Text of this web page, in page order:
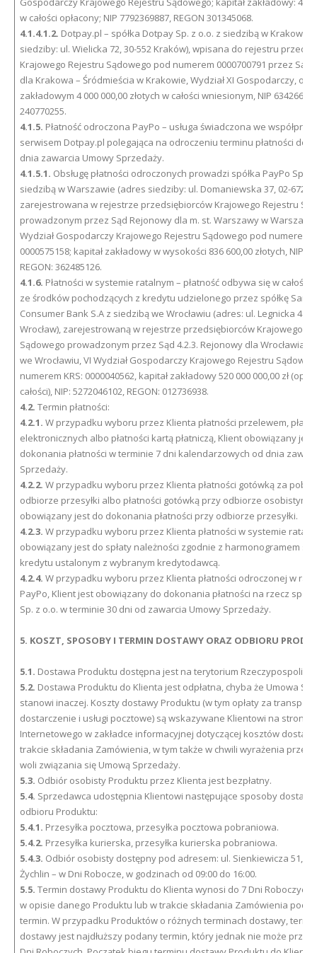
w całości opłacony; NIP 7792369887, REGON 301345068.
4.1.4.1.2. Dotpay.pl – spółka Dotpay Sp. z o.o. z siedzibą w Krakowie
siedziby: ul. Wielicka 72, 30-552 Kraków), wpisana do rejestru
Krajowego Rejestru Sądowego pod numerem 0000700791 przez Sąd
dla Krakowa – Śródmieścia w Krakowie, Wydział XI Gospodarczy, o
zakładowym 4 000 000,00 złotych w całości wniesionym, NIP
240770255.
4.1.5. Płatność odroczona PayPo – usługa świadczona we
serwisem Dotpay.pl polegająca na odroczeniu terminu płatności do
dnia zawarcia Umowy Sprzedaży.
4.1.5.1. Obsługę płatności odroczonych prowadzi spółka PayPo Sp. z
siedzibą w Warszawie (adres siedziby: ul. Domaniewska 37, 02-672
zarejestrowana w rejestrze przedsiębiorców Krajowego Rejestru
prowadzonym przez Sąd Rejonowy dla m. st. Warszawy w
Wydział Gospodarczy Krajowego Rejestru Sądowego pod numerem
0000575158; kapitał zakładowy w wysokości 836 600,00 złotych, NIP:
REGON: 362485126.
4.1.6. Płatności w systemie ratalnym – płatność odbywa się w całości
ze środków pochodzących z kredytu udzielonego przez spółkę
Consumer Bank S.A z siedzibą we Wrocławiu (adres: ul. Legnicka 48B,
Wrocław), zarejestrowaną w rejestrze przedsiębiorców Krajowego
Sądowego prowadzonym przez Sąd 4.2.3. Rejonowy dla Wrocławia –
we Wrocławiu, VI Wydział Gospodarczy Krajowego Rejestru
numerem KRS: 0000040562, kapitał zakładowy 520 000 000,00 zł
całości), NIP: 5272046102, REGON: 012736938.
4.2. Termin płatności:
4.2.1. W przypadku wyboru przez Klienta płatności przelewem,
elektronicznych albo płatności kartą płatniczą, Klient obowiązany jest
dokonania płatności w terminie 7 dni kalendarzowych od dnia
Sprzedaży.
4.2.2. W przypadku wyboru przez Klienta płatności gotówką za
odbiorze przesyłki albo płatności gotówką przy odbiorze osobistym,
obowiązany jest do dokonania płatności przy odbiorze przesyłki.
4.2.3. W przypadku wyboru przez Klienta płatności w systemie
obowiązany jest do spłaty należności zgodnie z harmonogramem
kredytu ustalonym z wybranym kredytodawcą.
4.2.4. W przypadku wyboru przez Klienta płatności odroczonej w
PayPo, Klient jest obowiązany do dokonania płatności na rzecz
Sp. z o.o. w terminie 30 dni od zawarcia Umowy Sprzedaży.
5. KOSZT, SPOSOBY I TERMIN DOSTAWY ORAZ ODBIORU
5.1. Dostawa Produktu dostępna jest na terytorium Rzeczypospolitej
5.2. Dostawa Produktu do Klienta jest odpłatna, chyba że Umowa
stanowi inaczej. Koszty dostawy Produktu (w tym opłaty za transport,
dostarczenie i usługi pocztowe) są wskazywane Klientowi na
Internetowego w zakładce informacyjnej dotyczącej kosztów
trakcie składania Zamówienia, w tym także w chwili wyrażenia przez
woli związania się Umową Sprzedaży.
5.3. Odbiór osobisty Produktu przez Klienta jest bezpłatny.
5.4. Sprzedawca udostępnia Klientowi następujące sposoby
odbioru Produktu:
5.4.1. Przesyłka pocztowa, przesyłka pocztowa pobraniowa.
5.4.2. Przesyłka kurierska, przesyłka kurierska pobraniowa.
5.4.3. Odbiór osobisty dostępny pod adresem: ul. Sienkiewicza 51,
Żychlin – w Dni Robocze, w godzinach od 09:00 do 16:00.
5.5. Termin dostawy Produktu do Klienta wynosi do 7 Dni Roboczych,
w opisie danego Produktu lub w trakcie składania Zamówienia
termin. W przypadku Produktów o różnych terminach dostawy,
dostawy jest najdłuższy podany termin, który jednak nie może